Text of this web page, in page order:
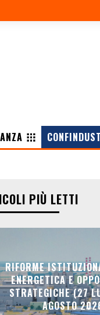
PIÙ LETTI
RIFORME
ENERGETICA E
STRATEGICHE (27
AGOSTO